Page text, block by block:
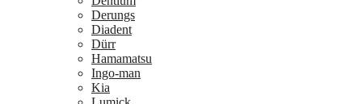
Derungs
Diadent
Dürr
Hamamatsu
Ingo-man
Kia